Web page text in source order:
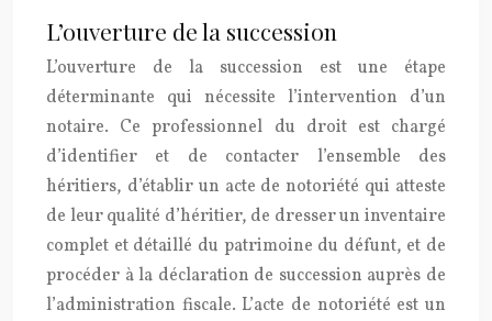
L’ouverture de la succession
L’ouverture de la succession est une étape
déterminante qui nécessite l’intervention d’un
notaire. Ce professionnel du droit est chargé
d’identifier et de contacter l’ensemble des
héritiers, d’établir un acte de notoriété qui atteste
de leur qualité d’héritier, de dresser un inventaire
complet et détaillé du patrimoine du défunt, et de
procéder à la déclaration de succession auprès de
l’administration fiscale. L’acte de notoriété est un